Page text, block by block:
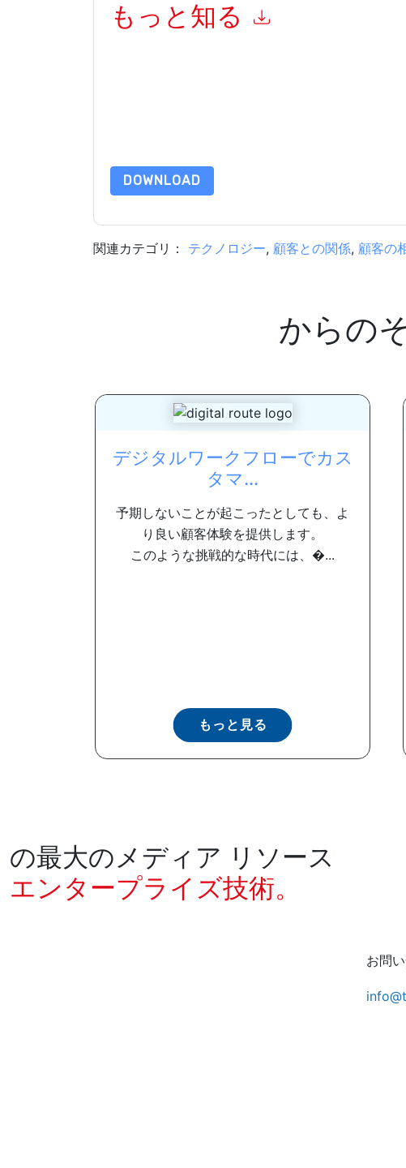
もっと知る
DOWNLOAD
関連カテゴリ： テクノロジー, 顧客との関係, 顧客の
からの
デジタルワークフローでカス
タマ...
予期しないことが起こったとしても、よ
り良い顧客体験を提供します。
このような挑戦的な時代には、�...
もっと見る
の最大のメディア リソース
エンタープライズ技術。
お問